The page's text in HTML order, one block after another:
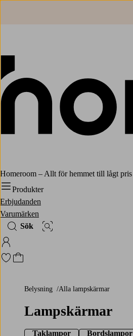
Homeroom – Allt för hemmet till lågt pris
Produkter
Erbjudanden
Varumärken
Sök
Bildsök
Logga in på Homeroom
Gå till favoritmarkerade produkter
Gå till kundvagnen
Belysning Alla lampskärmar
Lampskärmar
Taklampor Bordslampor